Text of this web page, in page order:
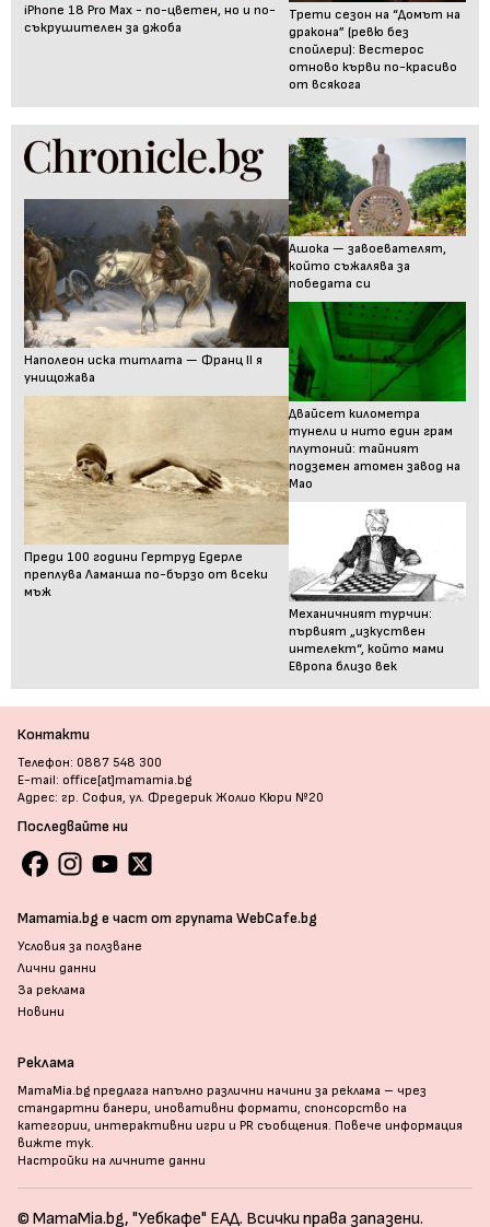
iPhone 18 Pro Max - по-цветен, но и по-
съкрушителен за джоба
Трети сезон на “Домът на
дракона” (ревю без
спойлери): Вестерос
отново кърви по-красиво
от всякога
Наполеон иска титлата — Франц II я
унищожава
Преди 100 години Гертруд Едерле
преплува Ламанша по-бързо от всеки
мъж
Ашока — завоевателят,
който съжалява за
победата си
Двайсет километра
тунели и нито един грам
плутоний: тайният
подземен атомен завод на
Мао
Механичният турчин:
първият „изкуствен
интелект“, който мами
Европа близо век
Контакти
Телефон: 0887 548 300
E-mail: office[at]mamamia.bg
Адрес: гр. София, ул. Фредерик Жолио Кюри №20
Последвайте ни
Mamamia.bg е част от групата WebCafe.bg
Условия за ползване
Лични данни
За реклама
Новини
Реклама
MamaMia.bg предлага напълно различни начини за реклама – чрез
стандартни банери, иновативни формати, спонсорство на
категории, интерактивни игри и PR съобщения. Повече информация
вижте тук.
Настройки на личните данни
© MamaMia.bg, "Уебкафе" ЕАД. Всички права запазени.